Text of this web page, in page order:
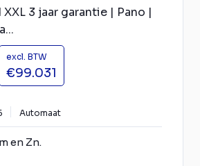
3 jaar garantie | Pano |
excl. BTW
€99.031
Automaat
en Zn.